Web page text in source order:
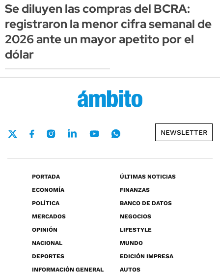
Se diluyen las compras del BCRA:
registraron la menor cifra semanal de
2026 ante un mayor apetito por el
dólar
NEWSLETTER
PORTADA
ÚLTIMAS NOTICIAS
ECONOMÍA
FINANZAS
POLÍTICA
BANCO DE DATOS
MERCADOS
NEGOCIOS
OPINIÓN
LIFESTYLE
NACIONAL
MUNDO
DEPORTES
EDICIÓN IMPRESA
INFORMACIÓN GENERAL
AUTOS